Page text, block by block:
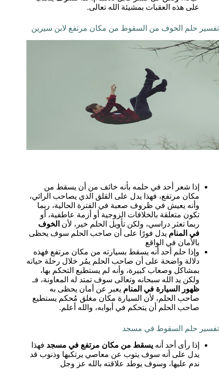
على هذه العقبات بمشيئة الله تعالى.
تفسير حلم الخوف من السقوط من مكان مرتفع لابن سيرين
إذا شعر أحد في حلمه بأنه خائف من أن يسقط من
مكان مرتفع، فهذا يدل على القلق الذي يصاحب الرائي،
وأنه يعيش في ظروف صعبة في الفترة الحالية، ربما
تكون متعلقة بالخلافات الزوجية أو أزمة عاطفية، أو
ربما تعثر دراسي، ولكن تأويل الحلم خير، لأن الخوف
في المنام يدل فورًا على أن صاحب الحلم سوف يحظى
بالأمان في الواقع
وإذا حلم أحد أنه يسقط بسيارته من مكان مرتفع فهذه
دلالة واضحة على أن صاحب الحلم يمُر خلال رحلة حياته
بمشاكل وصعاب كبيرة، وأنه لم يستطيع التحكم بها،
ولكن يد الله سبحانه وتعالى سوف تمتد له المعاونة، فـ
ظهور السيارة في المنام يعبر عن أمان يحظى به
صاحب الحلم، لأن السيارة مكان مغلق مُحكم يستطيع
صاحب الحلم أن يتحكم في أبوابه، والله أعلم.
تفسير حلم السقوط في مسجد
إذا رأى أحد أنه يسقط من مكان مرتفع في مسجد فهذا
يدل على أنه سوف يتوب عن معاصي يرتكبها وذنوب قد
ندم عليها، وسوف يوطد علاقته بالله عز وجل